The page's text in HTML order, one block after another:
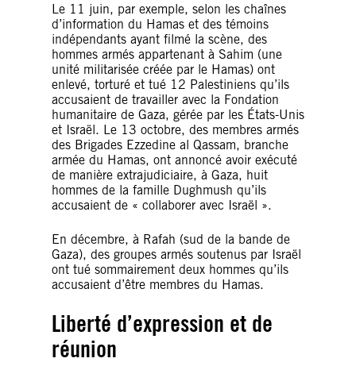
Le 11 juin, par exemple, selon les chaînes
d’information du Hamas et des témoins
indépendants ayant filmé la scène, des
hommes armés appartenant à Sahim (une
unité militarisée créée par le Hamas) ont
enlevé, torturé et tué 12 Palestiniens qu’ils
accusaient de travailler avec la Fondation
humanitaire de Gaza, gérée par les États-Unis
et Israël. Le 13 octobre, des membres armés
des Brigades Ezzedine al Qassam, branche
armée du Hamas, ont annoncé avoir exécuté
de manière extrajudiciaire, à Gaza, huit
hommes de la famille Dughmush qu’ils
accusaient de « collaborer avec Israël ».
En décembre, à Rafah (sud de la bande de
Gaza), des groupes armés soutenus par Israël
ont tué sommairement deux hommes qu’ils
accusaient d’être membres du Hamas.
Liberté d’expression et de
réunion